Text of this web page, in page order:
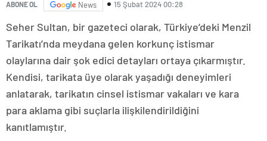
ABONE OL News 15 Şubat 2024 00:28
Seher Sultan, bir gazeteci olarak, Türkiye’deki Menzil
Tarikatı’nda meydana gelen korkunç istismar
olaylarına dair şok edici detayları ortaya çıkarmıştır.
Kendisi, tarikata üye olarak yaşadığı deneyimleri
anlatarak, tarikatın cinsel istismar vakaları ve kara
para aklama gibi suçlarla ilişkilendirildiğini
kanıtlamıştır.